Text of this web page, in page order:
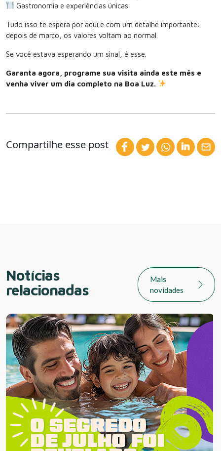
Gastronomia e experiências únicas
Tudo isso te espera por aqui e com um detalhe importante:
depois de março, os valores voltam ao normal.
Se você estava esperando um sinal, é esse.
Garanta agora, programe sua visita ainda este mês e
venha viver um dia completo na Boa Luz.
Compartilhe esse post
Notícias
relacionadas
Mais
novidades